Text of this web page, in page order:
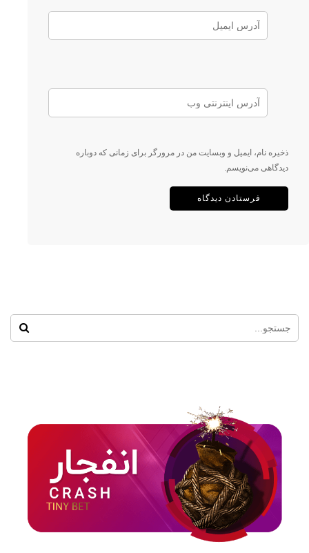
ذخیره نام، ایمیل و وبسایت من در مرورگر برای زمانی که دوباره
دیدگاهی می‌نویسم.